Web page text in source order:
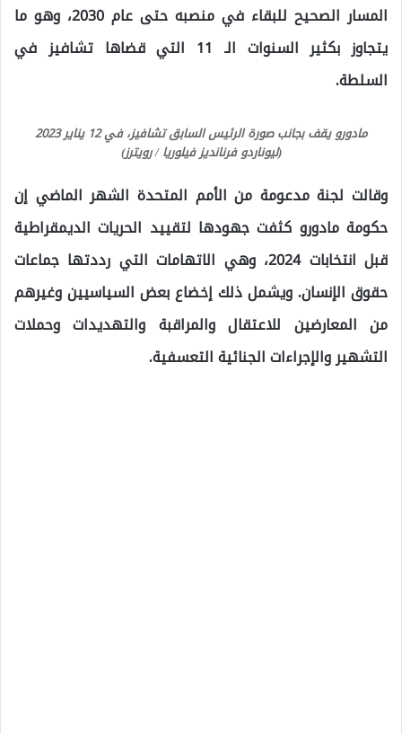
المسار الصحيح للبقاء في منصبه حتى عام 2030، وهو ما
يتجاوز بكثير السنوات الـ 11 التي قضاها تشافيز في
السلطة.
مادورو يقف بجانب صورة الرئيس السابق تشافيز، في 12 يناير 2023
(ليوناردو فرنانديز فيلوريا / رويترز)
وقالت لجنة مدعومة من الأمم المتحدة الشهر الماضي إن
حكومة مادورو كثفت جهودها لتقييد الحريات الديمقراطية
قبل انتخابات 2024، وهي الاتهامات التي رددتها جماعات
حقوق الإنسان. ويشمل ذلك إخضاع بعض السياسيين وغيرهم
من المعارضين للاعتقال والمراقبة والتهديدات وحملات
التشهير والإجراءات الجنائية التعسفية.